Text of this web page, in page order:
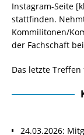
Instagram-Seite
stattfinden.
Kommilitonen/
der Fachschaft
Das letzte
24.03.2026: